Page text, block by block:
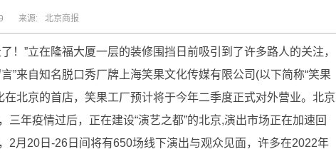
来源: 北京商报
！”立在隆福大厦一层的装修围挡日前吸引到了许多路人的关注，
”来自知名脱口秀厂牌上海笑果文化传媒有限公司(以下简称“笑果
在北京的首店，笑果工厂预计将于今年二季度正式对外营业。北京
三年疫情过后，正在建设“演艺之都”的北京,演出市场正在加速回
2月20日-26日间将有650场线下演出与观众见面，许多在2022年